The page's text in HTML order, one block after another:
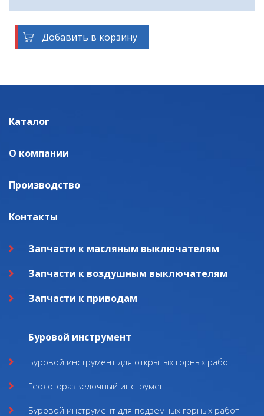
Добавить в корзину
Каталог
О компании
Производство
Контакты
Запчасти к масляным выключателям
Запчасти к воздушным выключателям
Запчасти к приводам
Буровой инструмент
Буровой инструмент для открытых горных работ
Геологоразведочный инструмент
Буровой инструмент для подземных горных работ